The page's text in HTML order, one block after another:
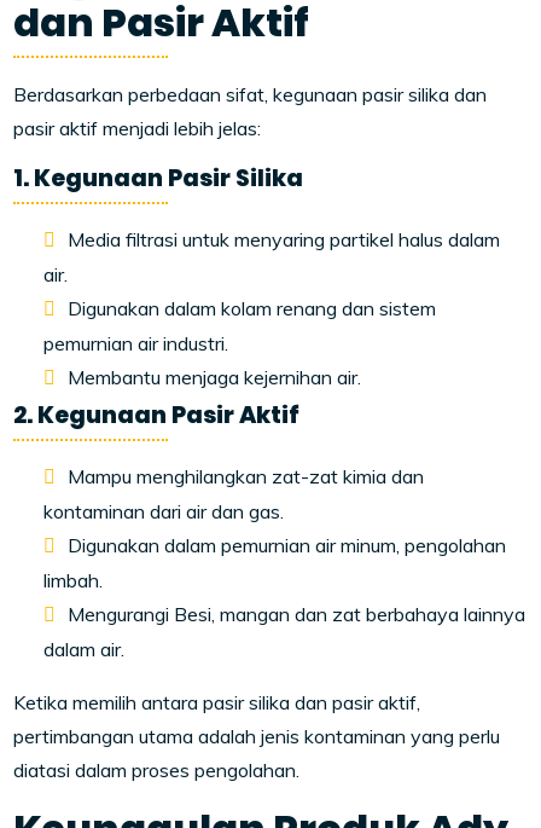
dan Pasir Aktif
Berdasarkan perbedaan sifat, kegunaan pasir silika dan
pasir aktif menjadi lebih jelas:
1. Kegunaan Pasir Silika
Media filtrasi untuk menyaring partikel halus dalam
air.
Digunakan dalam kolam renang dan sistem
pemurnian air industri.
Membantu menjaga kejernihan air.
2. Kegunaan Pasir Aktif
Mampu menghilangkan zat-zat kimia dan
kontaminan dari air dan gas.
Digunakan dalam pemurnian air minum, pengolahan
limbah.
Mengurangi Besi, mangan dan zat berbahaya lainnya
dalam air.
Ketika memilih antara pasir silika dan pasir aktif,
pertimbangan utama adalah jenis kontaminan yang perlu
diatasi dalam proses pengolahan.